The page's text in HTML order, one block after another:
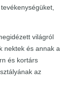
világról
nektek és annak a
és kortárs
az